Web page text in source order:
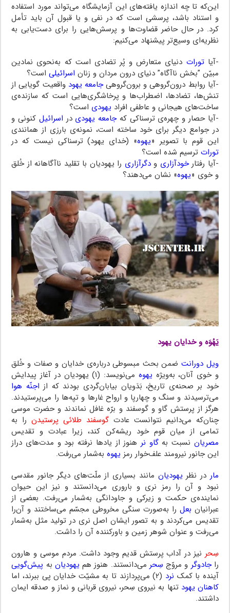
این‌که تا‌ چه‌ اندازه یافته‌های‌ این آزمایشگاه می‌تواند مورد استفاده
و استناد باشد، پرسشی است که در‌ نفی‌ و یا قبول آن باید تأمل‌
کرد‌. در حال‌ حاضر قضاوت‌ها و پرسش‌هایی‌ را‌ برای دست‌یابی به
نظریه‌ای‌ وسیع‌تر‌ پیشنهاد می‌کنیم:
-آیاتورات دنیای متعارض و پُر تضادی است که به‌نحوی نمادین
مبیّن ‌”بخش‌ ناآگاه‌‌” دنیای درون مردان و زنان اسرائیلی است؟
-آیا‌ روابط‌ درون‌گروهی‌ و برون‌‌گروهی‌جامعه یهود واقعیت گویایی‌ از
تنش‌ها، تضادها، اضطراب‌ها و پرخاشگری‌هایی است که سازنده‌ی
ساخت‌های هیجانی و عاطفی افراد یهودی است؟
-آیا حصار و چهره‌ی‌ ترسناکی‌ کهجامعه یهودی در اسرائیل کنونی‌ و
در‌ جوامع‌ دیگر‌ برای‌ خود ساخته است،‌ نمونه‌ی‌ بارزی از همانندی
این قوم با تصویر «یهوه»‌ (خدای یهود) ترسناکی نیست که‌ در
تورات ترسیم شده است‌؟
-آیا‌ رفتار‌خودآزاری ودگرآزاری را یهودیان با تقلید ناآگاهانه‌ از‌ خُلق‌
و خوی‌ «یهوه‌» نشان‌‌ می‌دهند؟
یَهُوَه و خدایان یهود
ویل دورانتضمن بحث مبسوطی درباره‌ی خدایان و صفات و خُلق
و خوی آنان، به‌ویژه‌ یهوه
می‌نویسد: (۱) یهودیان در آغاز پیدایش
خود بر صحنه‌ی تاریخ، بَدَویان بیابان‌گردی بودند‌ که از اجنّه هوا
می‌ترسیدند و سنگ و چهارپا و ارواح غارها و تپه‌ها را می‌پرستیدند.
هرگز از پرستش گاو و گوسفند و برّه غافل نماندند و حضرت موسی
چنان‌که می‌دانیم نتوانست عادت‌ گوسفند طلائی پرستیدن‌ را‌ به
تمامی از میان قوم خود ریشه‌کن کند، زیرا عبادت و تقدیس‌
مصریان نسبت بهگاو نر هنوز از یادها نرفته بود و مدت‌های دراز
این جانور نیرومند علف‌خوار رمز یهوه ‌ به‌شمار‌ می‌رفت.
مار در نظر یهودیان مانند بسیاری از ملّت‌های دیگر جانور مقدسی
نبود و آن را رمز نری و باروری می‌دانستند و نیز این حیوان
نماینده‌ی حکمت‌ و زیرکی‌ و جاودانگی‌ به‌شمار می‌رفت. بعضی از‌
عبرانیان‌ بعل را به‌صورت سنگی مخروطی مجسّم می‌ساختند و آن‌را
تقدیس می‌کردند و به تصور ایشان اصل نری در تولید مثل به‌شمار
می‌رفت و عنوان شوهر زمین و باورکننده آن را داشت.
سِحر نیز در آداب پرستش قدیم وجود داشت. مردم موسی و هارون
راجادوگر و مروّج سِحر می‌دانستند. هنوز هم یهودیان به پیش‌گویی
‌
آینده‌ با کمک نرد (۲) می‌پردازند تا به مشیّت خدایان پی ببرند، اما
کاهنان یهود تنها به نیروی سِحر، نیروی قربانی و نماز و صدقه ایمان
داشتند.